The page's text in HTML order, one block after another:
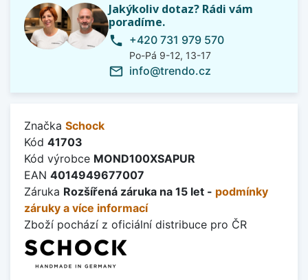
Jakýkoliv dotaz? Rádi vám
poradíme.
phone +420 731 979 570
Po-Pá 9-12, 13-17
mail_outline info@trendo.cz
Značka Schock
Kód 41703
Kód výrobce MOND100XSAPUR
EAN 4014949677007
Záruka Rozšířená záruka na 15 let - podmínky
záruky a více informací
Zboží pochází z oficiální distribuce pro ČR